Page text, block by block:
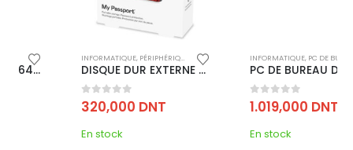
CLÉ USB
INFORMATIQUE,PÉRIPHÉRIQUE DE STOCKAGE DISQUE DUR EXTERNE
DISQUE DUR EXTERNE WESTERN DIGITAL MY PASSPORT 4 TO / ROUGE
out of 5DNT
INFORMATIQUE,PC DE BUREAU
PC DE BUREAU DELL VOSTRO 3888 / PENTIUM GOLD G6400 / 4 GO
out of 5
1.019,000DNT